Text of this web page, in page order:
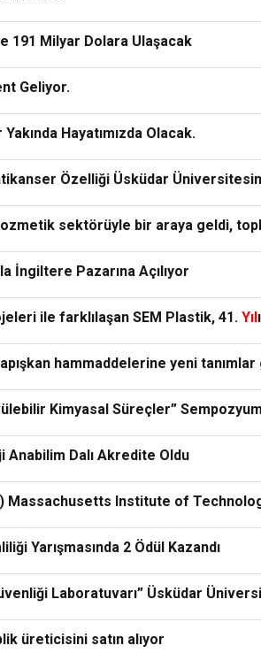
191 Milyar Dolara Ulaşacak
Geliyor.
Hayatımızda Olacak.
Özelliği Üsküdar
sektörüyle bir araya geldi,
İngiltere Pazarına Açılıyor
ile farklılaşan SEM Plastik, 41. Yıl
hammaddelerine yeni
Kimyasal Süreçler”
Anabilim Dalı Akredite Oldu
Massachusetts Institute of
Yarışmasında 2 Ödül Kazandı
Laboratuvarı” Üsküdar
üreticisini satın alıyor